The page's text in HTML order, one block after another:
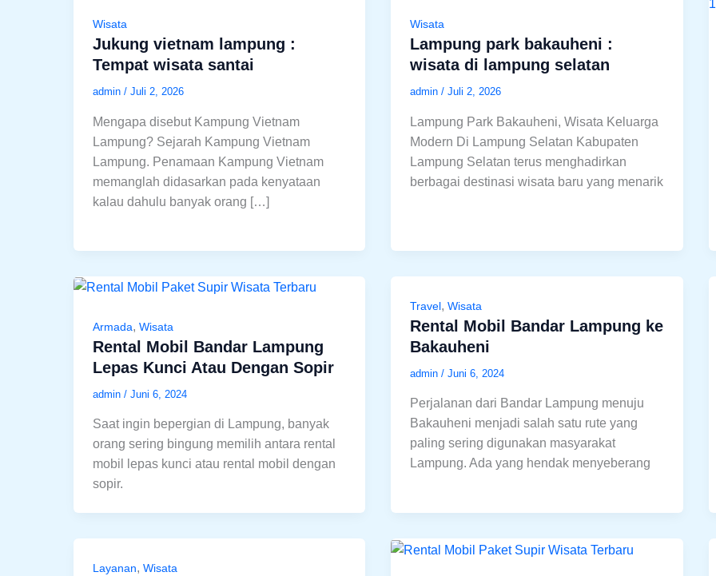
Wisata
Jukung vietnam lampung :
Tempat wisata santai
admin / Juli 2, 2026
Mengapa disebut Kampung Vietnam
Lampung? Sejarah Kampung Vietnam
Lampung. Penamaan Kampung Vietnam
memanglah didasarkan pada kenyataan
kalau dahulu banyak orang […]
Wisata
Lampung park bakauheni :
wisata di lampung selatan
admin/Juli 2, 2026
Lampung Park Bakauheni, Wisata Keluarga
Modern Di Lampung Selatan Kabupaten
Lampung Selatan terus menghadirkan
berbagai destinasi wisata baru yang menarik
Armada, Wisata
Rental Mobil Bandar Lampung
Lepas Kunci Atau Dengan Sopir
admin / Juni 6, 2024
Saat ingin bepergian di Lampung, banyak
orang sering bingung memilih antara rental
mobil lepas kunci atau rental mobil dengan
sopir.
Travel,Wisata
Rental Mobil Bandar Lampung ke
Bakauheni
admin/Juni 6, 2024
Perjalanan dari Bandar Lampung menuju
Bakauheni menjadi salah satu rute yang
paling sering digunakan masyarakat
Lampung. Ada yang hendak menyeberang
Layanan, Wisata